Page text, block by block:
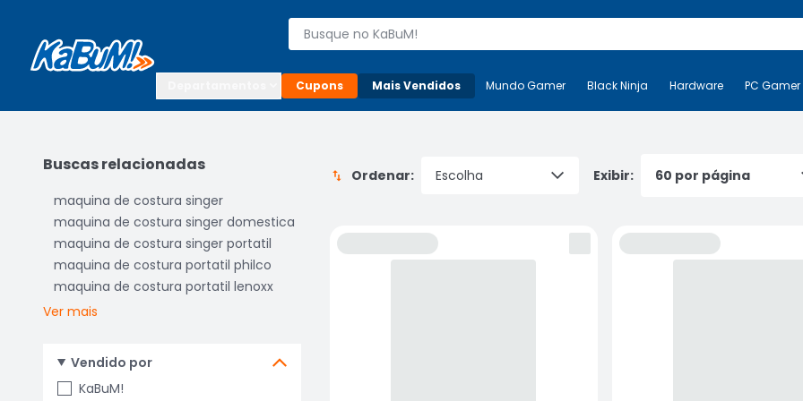
Buscar produtos
Cupons Mais Vendidos Mais-v- Mundo Gamer Black Ninja Hardware
Mundo Gamer Black Ninja Hardware PC Gamer
Buscas relacionadas
maquina de costura singer
maquina de costura singer domestica
maquina de costura singer portatil
maquina de costura portatil philco
maquina de costura portatil lenoxx
Ver mais
Vendido por
KaBuM!
Ordenar: Exibir: